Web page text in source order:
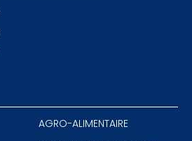
AGRO-ALIMENTAIRE